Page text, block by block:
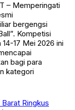
– Memperingati
bergengsi
Kompetisi
17 Mei 2026 ini
bagi para
kategori